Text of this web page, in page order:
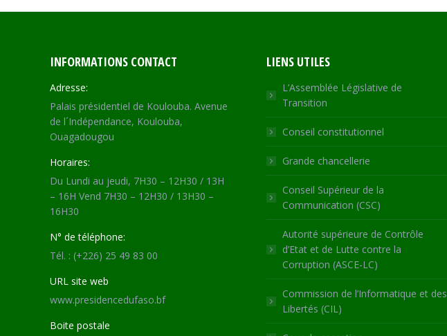
INFORMATIONS CONTACT
Adresse:
Palais présidentiel de Koulouba. Avenue
de l´Indépendance, Koulouba,
Ouagadougou
Horaires:
Du Lundi au jeudi, 7H30 – 12H30 / 13H
– 16H Vend 7H30 – 12H30 / 13H30 –
16H30
N° de téléphone:
Tél. : (+226) 25 49 83 00
URL site web
www.presidencedufaso.bf
Boite postale
LIENS UTILES
L’Assemblée Législative de
Transition
Conseil constitutionnel
Grande chancellerie
Conseil Supérieur de la
Communication (CSC)
Autorité supérieure de Contrôle
d’Etat et de Lutte contre la
Corruption (ASCE-LC)
Commission de l’Informatique et des
Libertés (CIL)